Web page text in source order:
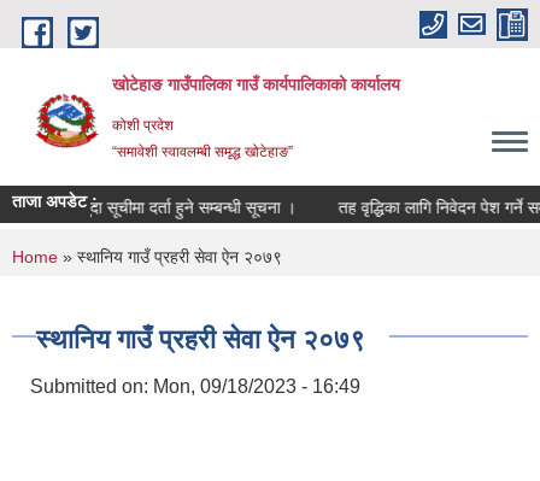
Skip to main content
खोटेहाङ गाउँपालिका गाउँ कार्यपालिकाको कार्यालय
कोशी प्रदेश
“समावेशी स्वावलम्बी समृद्ध खोटेहाङ”
ताजा अपडेट :
मौजुदा सूचीमा दर्ता हुने सम्बन्धी सूचना । तह वृद्धिका लागि निवेदन पेश गर्ने
You are here
Home » स्थानिय गाउँ प्रहरी सेवा ऐन २०७९
स्थानिय गाउँ प्रहरी सेवा ऐन २०७९
Submitted on: Mon, 09/18/2023 - 16:49